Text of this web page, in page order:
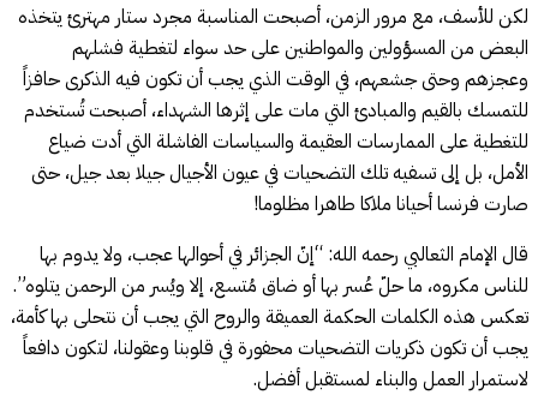
لكن للأسف، مع مرور الزمن، أصبحت المناسبة مجرد ستار مهترئ يتخذه
البعض من المسؤولين والمواطنين على حد سواء لتغطية فشلهم
وعجزهم وحتى جشعهم، في الوقت الذي يجب أن تكون فيه الذكرى حافزاً
للتمسك بالقيم والمبادئ التي مات على إثرها الشهداء، أصبحت تُستخدم
للتغطية على الممارسات العقيمة والسياسات الفاشلة التي أدت ضياع
الأمل، بل إلى تسفيه تلك التضحيات في عيون الأجيال جيلا بعد جيل، حتى
صارت فرنسا أحيانا ملاكا طاهرا مظلوما!
قال الإمام الثعالبي رحمه الله: “إنّ الجزائر في أحوالها عجب، ولا يدوم بها
للناس مكروه، ما حلّ عُسر بها أو ضاق مُتسع، إلا ويُسر من الرحمن يتلوه”.
تعكس هذه الكلمات الحكمة العميقة والروح التي يجب أن نتحلى بها كأمة،
يجب أن تكون ذكريات التضحيات محفورة في قلوبنا وعقولنا، لتكون دافعاً
لاستمرار العمل والبناء لمستقبل أفضل.